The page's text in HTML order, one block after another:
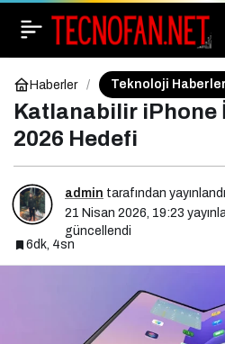
Haberler Teknoloji
Katlanabilir iPhone
2026 Hedefi
admin tarafından yayınlandı
21 Nisan 2026, 19:23
güncellendi
6dk, 4sn
Bilgi Dağıtımında Yeni
Nesil Telegram Grupları
ve Hız Faktörü